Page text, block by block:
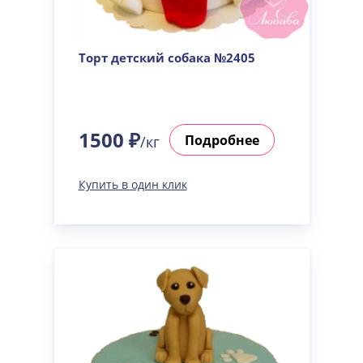
Торт детский собака №2405
1500 ₽/кг Подробнее
Купить в один клик